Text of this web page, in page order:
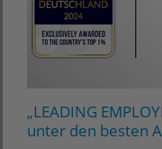
„LEADING
unter den besten